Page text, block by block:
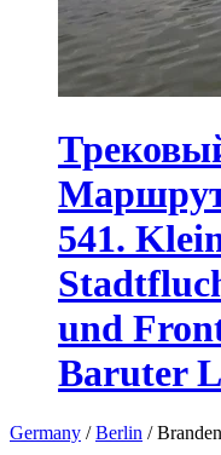
Маршрут
541.
und
Baruter
Germany /Berlin /